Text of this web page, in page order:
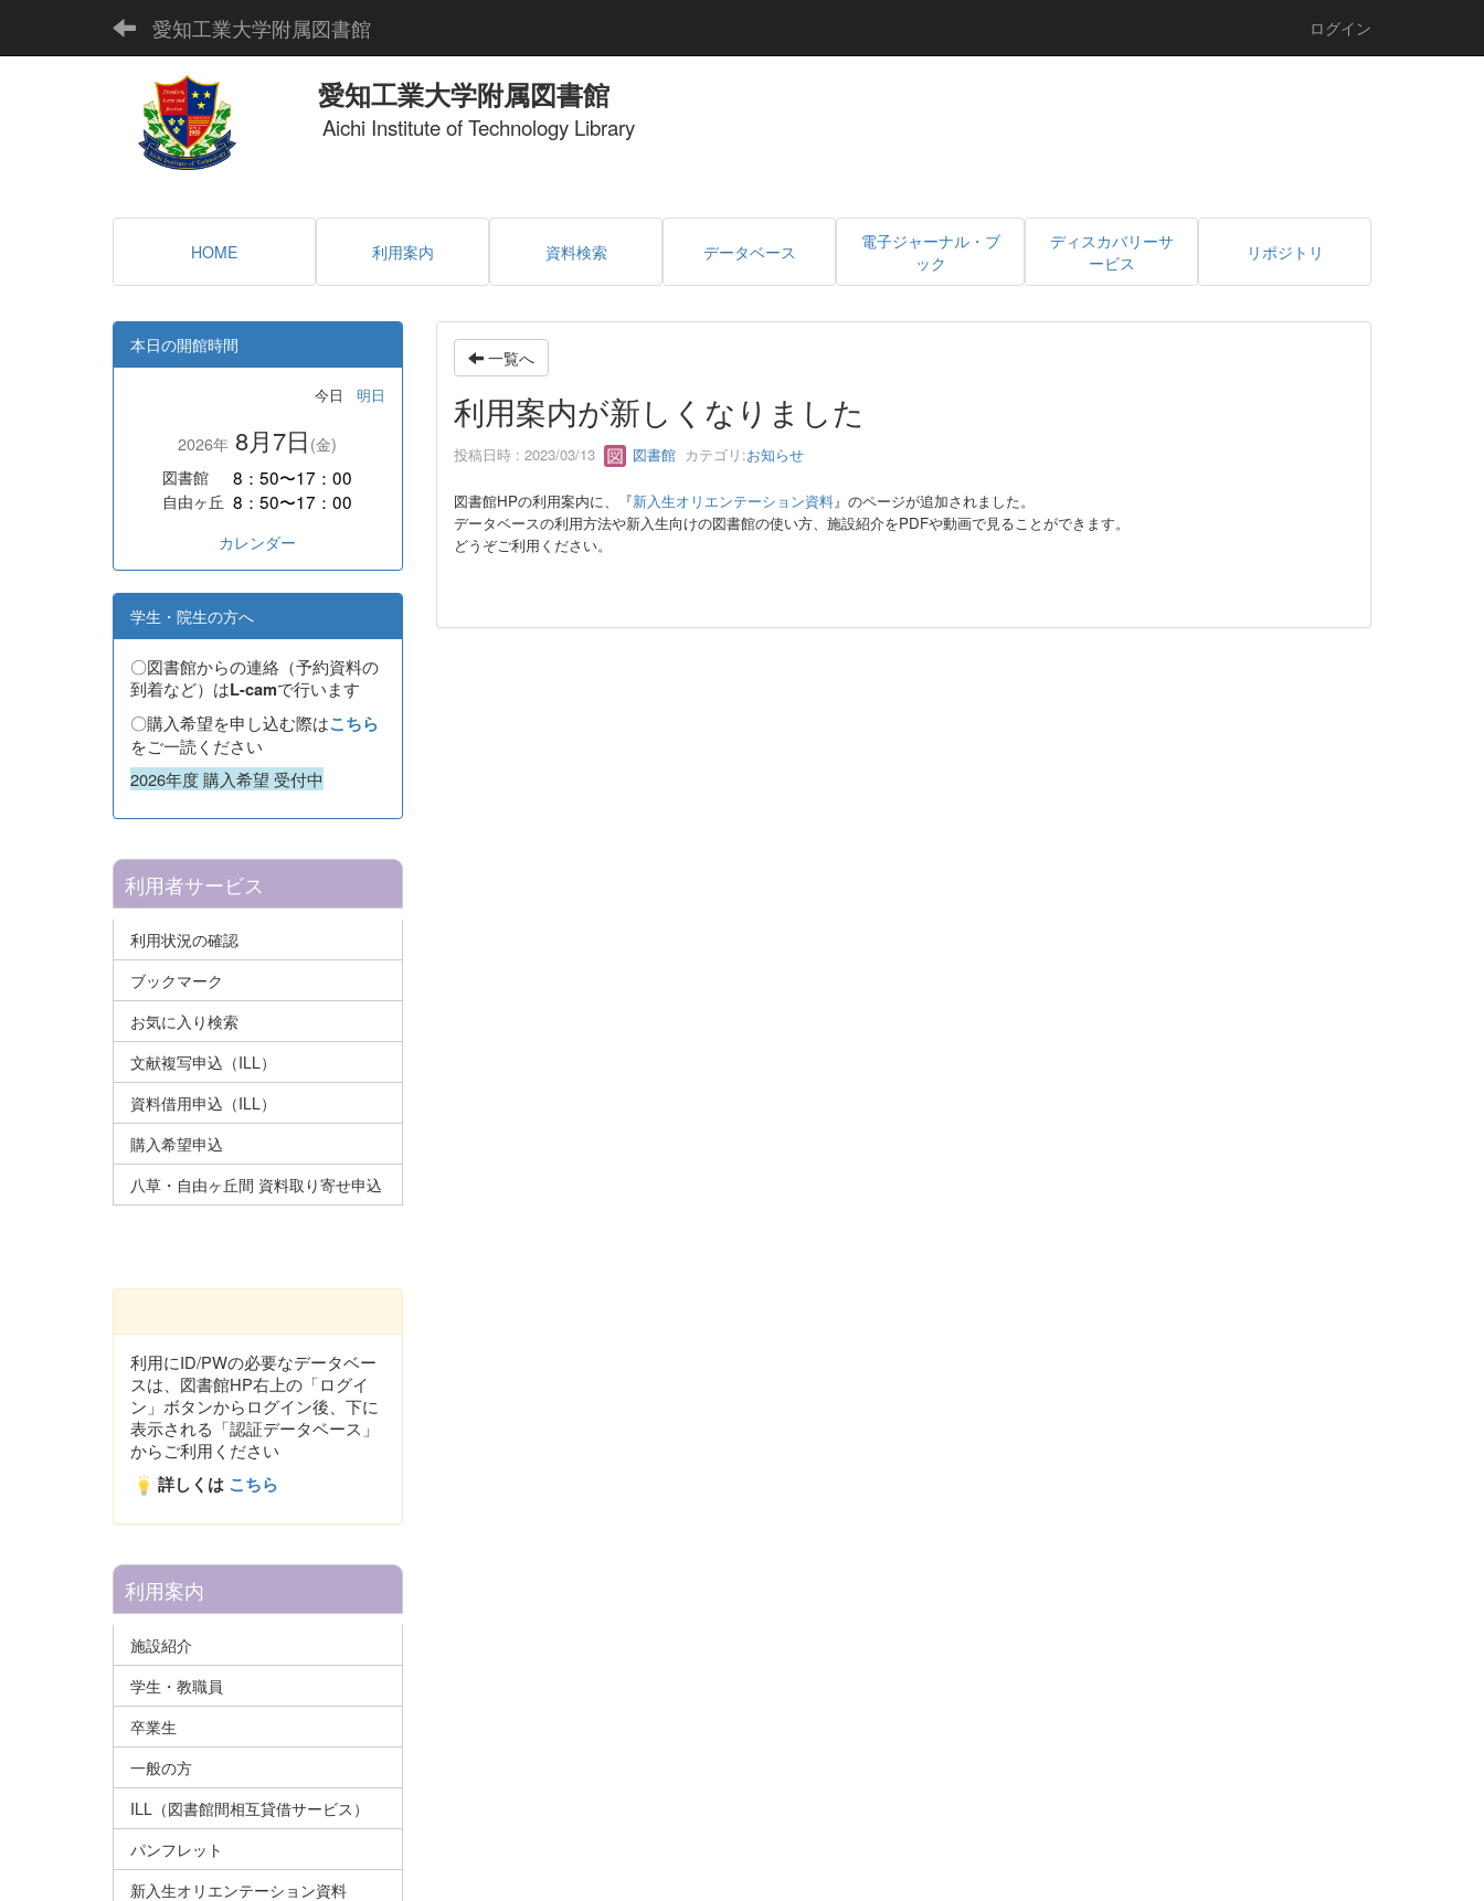
愛知工業大学附属図書館 ログイン
愛知工業大学附属図書館
Aichi Institute of Technology Library
HOME 利用案内 資料検索 データベース
電子ジャーナル・ブ
ック
ディスカバリーサ
ービス
リポジトリ
一覧へ
利用案内が新しくなりました
投稿日時 : 2023/03/13 図書館カテゴリ:お知らせ
図書館HPの利用案内に、『新入生オリエンテーション資料』のページが追加されました。
データベースの利用方法や新入生向けの図書館の使い方、施設紹介をPDFや動画で見ることができます。
どうぞご利用ください。
本日の開館時間
今日 明日
2026年 8月7日 (金)
図書館
8：50〜17：00
自由ヶ丘 8：50〜17：00
カレンダー
学生・院生の方へ
〇図書館からの連絡（予約資料の
到着など）はL-camで行います
〇購入希望を申し込む際はこちら
をご一読ください
2026年度 購入希望 受付中
利用者サービス
利用状況の確認
ブックマーク
お気に入り検索
文献複写申込（ILL）
資料借用申込（ILL）
購入希望申込
八草・自由ヶ丘間 資料取り寄せ申込
利用にID/PWの必要なデータベー
スは、図書館HP右上の「ログイ
ン」ボタンからログイン後、下に
表示される「認証データベース」
からご利用ください
詳しくは こちら
利用案内
施設紹介
学生・教職員
卒業生
一般の方
ILL（図書館間相互貸借サービス）
パンフレット
新入生オリエンテーション資料